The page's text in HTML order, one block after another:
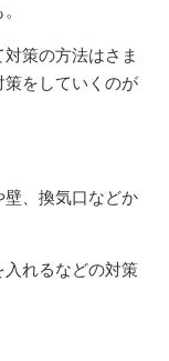
策の方法はさま
策をしていくのが
、換気口などか
入れるなどの対策